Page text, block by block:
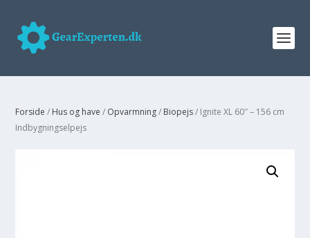
Forside / Hus og have / Opvarmning/ Biopejs/ Ignite XL 60″ – 156 cm
Indbygningselpejs